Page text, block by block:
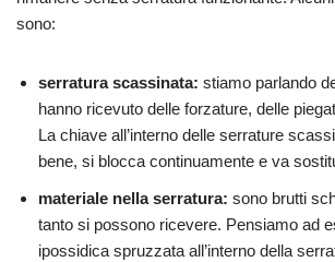
sono:
serratura scassinata: stiamo parlando
hanno ricevuto delle forzature, delle
La chiave all’interno delle serrature
bene, si blocca continuamente e va
materiale nella serratura: sono brutti
tanto si possono ricevere. Pensiamo ad
ipossidica spruzzata all’interno della